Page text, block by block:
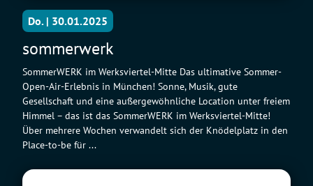
Do. | 30.01.2025
sommerwerk
SommerWERK im Werksviertel-Mitte Das ultimative Sommer-
Open-Air-Erlebnis in München! Sonne, Musik, gute
Gesellschaft und eine außergewöhnliche Location unter freiem
Himmel – das ist das SommerWERK im Werksviertel-Mitte!
Über mehrere Wochen verwandelt sich der Knödelplatz in den
Place-to-be für ...